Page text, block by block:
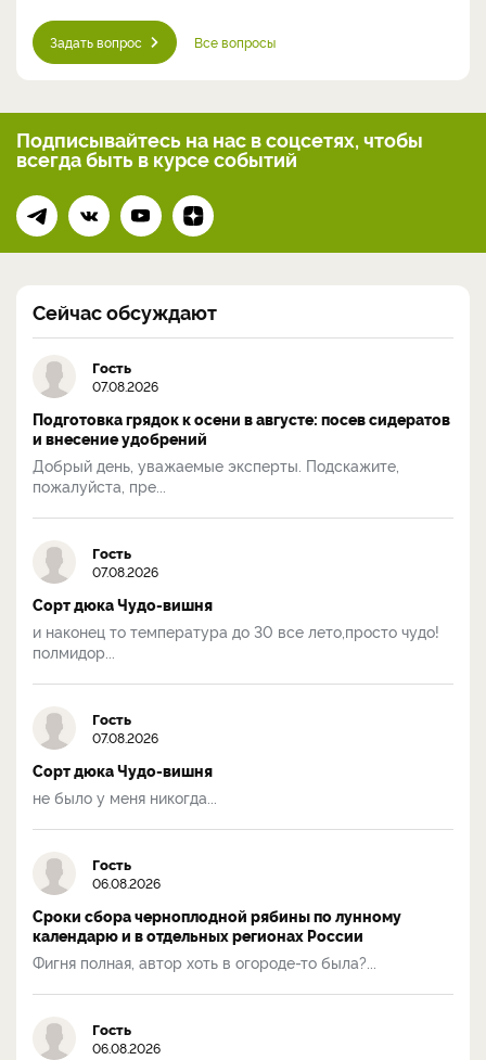
Задать вопрос Все вопросы
Подписывайтесь на нас в соцсетях, чтобы
всегдабыть в курсе событий
Сейчас обсуждают
Гость
07.08.2026
Подготовка грядок к осени в августе: посев сидератов
и внесение удобрений
Добрый день, уважаемые эксперты. Подскажите,
пожалуйста, пре...
Гость
07.08.2026
Сорт дюка Чудо-вишня
и наконец то температура до 30 все лето,просто чудо!
полмидор...
Гость
07.08.2026
Сорт дюка Чудо-вишня
не было у меня никогда...
Гость
06.08.2026
Сроки сбора черноплодной рябины по лунному
календарю и в отдельных регионах России
Фигня полная, автор хоть в огороде-то была?...
Гость
06.08.2026